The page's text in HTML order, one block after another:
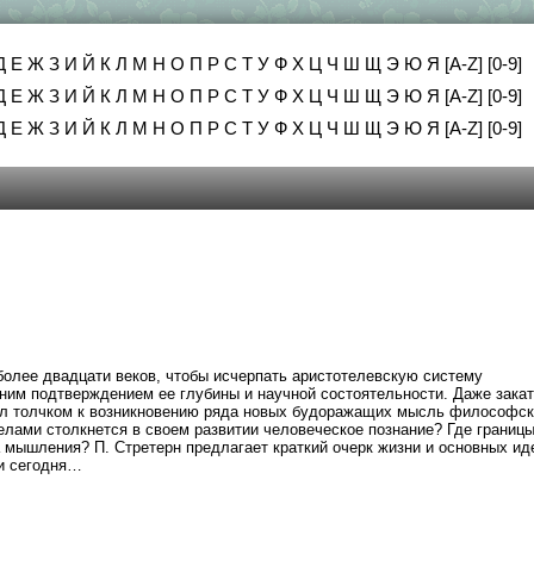
Е Ж З И Й К Л М Н О П Р С Т У Ф Х Ц Ч Ш Щ Э Ю Я [A-Z] [0-9]
Е Ж З И Й К Л М Н О П Р С Т У Ф Х Ц Ч Ш Щ Э Ю Я [A-Z] [0-9]
Е Ж З И Й К Л М Н О П Р С Т У Ф Х Ц Ч Ш Щ Э Ю Я [A-Z] [0-9]
двадцати веков, чтобы исчерпать аристотелевскую систему
подтверждением ее глубины и научной состоятельности. Даже закат
толчком к возникновению ряда новых будоражащих мысль
столкнется в своем развитии человеческое познание? Где границы
П. Стретерн предлагает краткий очерк жизни и основных
сегодня…